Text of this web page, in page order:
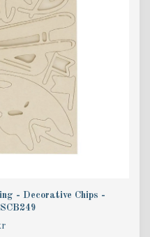
- Decorative Chips -